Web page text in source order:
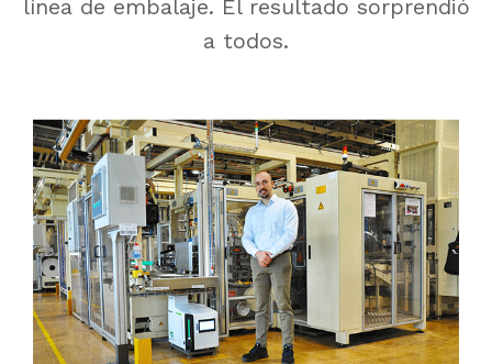
línea de embalaje. El resultado sorprendió
a todos.